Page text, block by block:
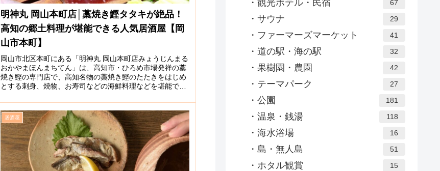
明神丸 岡山本町店│藁焼き鰹タタキが絶品！
高知の郷土料理が堪能できる人気居酒屋【岡
山市本町】
岡山市北区本町にある「明神丸 岡山本町店みょうじんまる
おかやまほんまちてん」は、高知市・ひろめ市場発祥の藁
焼き鰹の専門店で、高知名物の藁焼き鰹のたたきをはじめ
とする刺身、焼物、お寿司などの海鮮料理などを堪能でき
居酒屋
観光ホテル・民宿 67
サウナ 29
ファーマーズマーケット 41
道の駅・海の駅 32
果樹園・農園 42
テーマパーク 27
公園 181
温泉・銭湯 118
海水浴場 16
島・無人島 51
ホタル観賞 15